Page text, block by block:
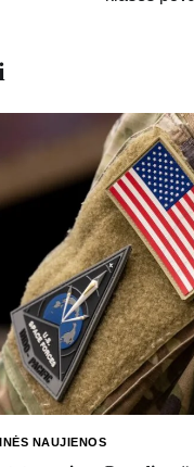
NAUJIENOS